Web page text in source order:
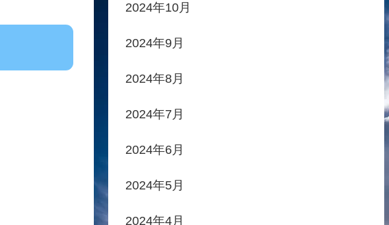
2024年10月
2024年9月
2024年8月
2024年7月
2024年6月
2024年5月
2024年4月